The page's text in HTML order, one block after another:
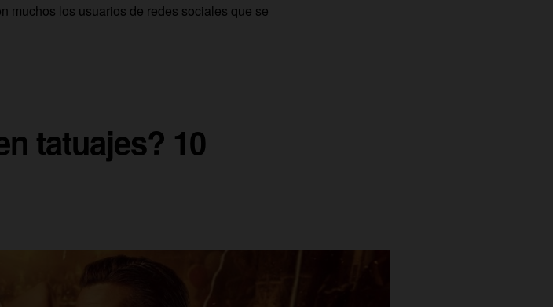
muchos los usuarios de redes sociales que se
tatuajes? 10